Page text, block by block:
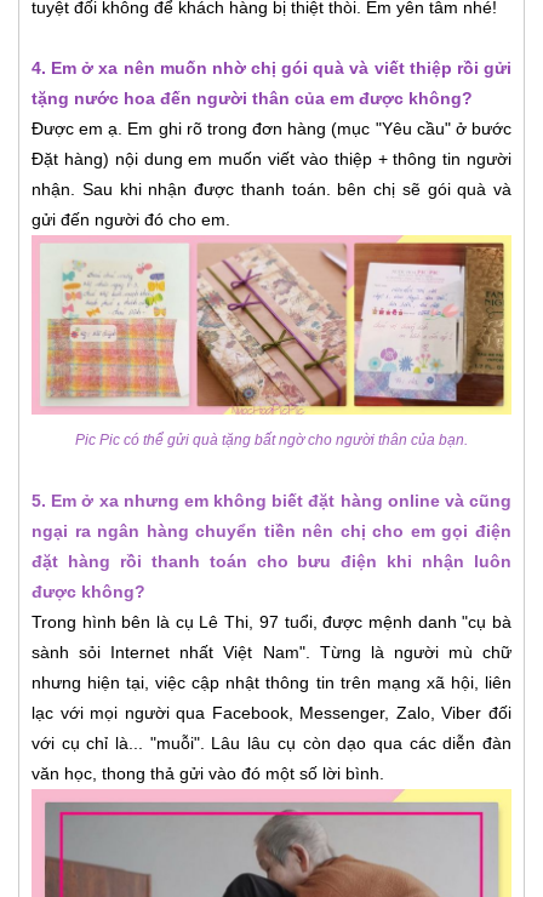
tuyệt đối không để khách hàng bị thiệt thòi. Em yên tâm nhé!
4. Em ở xa nên muốn nhờ chị gói quà và viết thiệp rồi gửi
tặng nước hoa đến người thân của em được không?
Được em ạ. Em ghi rõ trong đơn hàng (mục "Yêu cầu" ở bước
Đặt hàng) nội dung em muốn viết vào thiệp + thông tin người
nhận. Sau khi nhận được thanh toán. bên chị sẽ gói quà và
gửi đến người đó cho em.
Pic Pic có thể gửi quà tặng bất ngờ cho người thân của bạn.
5. Em ở xa nhưng em không biết đặt hàng online và cũng
ngại ra ngân hàng chuyển tiền nên chị cho em gọi điện
đặt hàng rồi thanh toán cho bưu điện khi nhận luôn
được không?
Trong hình bên là cụ Lê Thi, 97 tuổi, được mệnh danh "cụ bà
sành sỏi Internet nhất Việt Nam". Từng là người mù chữ
nhưng hiện tại, việc cập nhật thông tin trên mạng xã hội, liên
lạc với mọi người qua Facebook, Messenger, Zalo, Viber đối
với cụ chỉ là... "muỗi". Lâu lâu cụ còn dạo qua các diễn đàn
văn học, thong thả gửi vào đó một số lời bình.